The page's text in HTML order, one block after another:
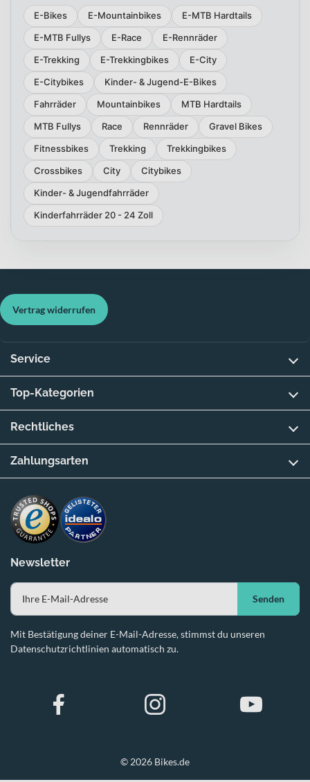
E-Bikes E-Mountainbikes
E-MTB Hardtails
E-MTB Fullys
E-Race
E-Rennräder
E-Trekking
E-Trekkingbikes
E-City
E-Citybikes
Kinder- & Jugend-E-Bikes
Fahrräder
Mountainbikes
MTB Hardtails
MTB Fullys
Race Rennräder
Gravel Bikes
Fitnessbikes
Trekking
Trekkingbikes
Crossbikes
City
Citybikes
Kinder- & Jugendfahrräder
Kinderfahrräder 20 - 24 Zoll
Newsletter
Senden
Mit Bestätigung deiner E-Mail-Adresse, stimmst du unseren
Datenschutzrichtlinien automatisch zu.
Vertrag widerrufen
Service
Top-Kategorien
Rechtliches
Zahlungsarten
© 2026 Bikes.de